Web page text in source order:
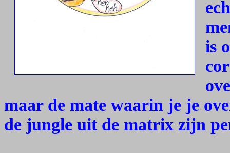
is
maar de mate waarin je je
de jungle uit de matrix zijn